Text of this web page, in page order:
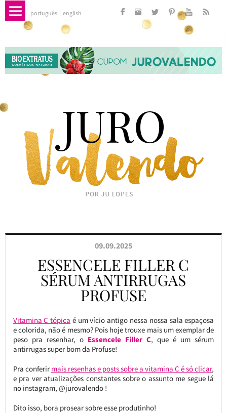
português english
09.09.2025
ESSENCELE FILLER C
SÉRUM ANTIRRUGAS
PROFUSE
Vitamina C tópica é um vício antigo nessa nossa sala espaçosa
e colorida, não é mesmo? Pois hoje trouxe mais um exemplar de
peso pra resenhar, o Essencele Filler C, que é um sérum
antirrugas super bom da Profuse!
Pra conferir mais resenhas e posts sobre a vitamina C é só clicar,
e pra ver atualizações constantes sobre o assunto me segue lá
no instagram, @jurovalendo !
Dito isso, bora prosear sobre esse produtinho!